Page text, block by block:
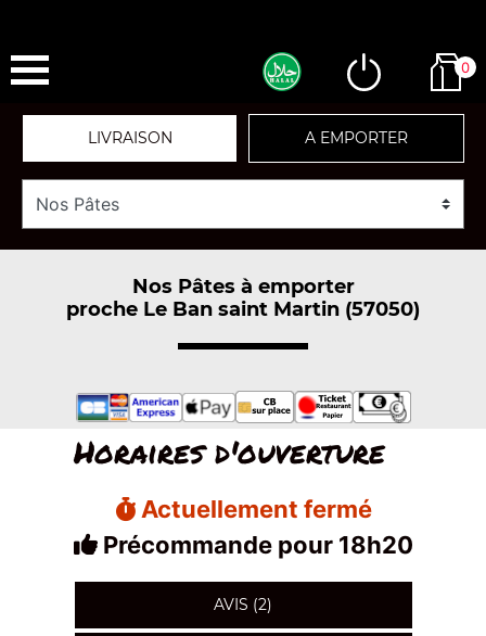
0
LIVRAISON A EMPORTER
Nos Pâtes à emporter
proche Le Ban saint Martin (57050)
Horaires d'ouverture
Actuellement fermé
Précommande pour 18h20
AVIS (2)